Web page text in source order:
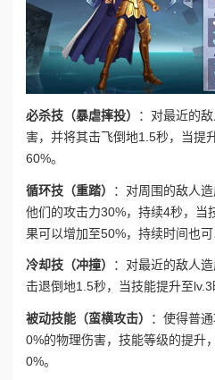
必杀技（暴虐摔投）
：对最近的
害，并将其击飞倒地1.5秒，当提
60%。
循环技（重踏）
：对周围的敌人
他们的攻击力30%，持续4秒，当
果可以增加至50%，持续时间也可
冷却技（冲撞）
：对最近的敌人
击退倒地1.5秒，当技能提升至lv.3
被动技能（蛮横攻击）
：使得普
0%的物理伤害，技能等级的提升
0%。